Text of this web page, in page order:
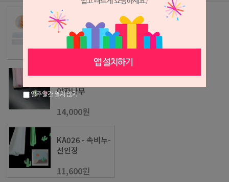
KA028 - 속비누-
토끼
14,800원
야자나무
14,000원
KA026 - 속비누-
선인장
11,600원
일주일간 열지 않기